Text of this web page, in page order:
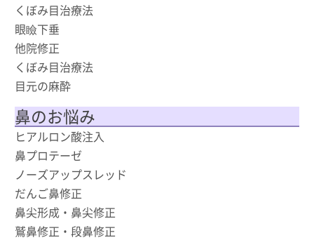
くぼみ目治療法
眼瞼下垂
他院修正
くぼみ目治療法
目元の麻酔
鼻のお悩み
ヒアルロン酸注入
鼻プロテーゼ
ノーズアップスレッド
だんご鼻修正
鼻尖形成・鼻尖修正
鷲鼻修正・段鼻修正